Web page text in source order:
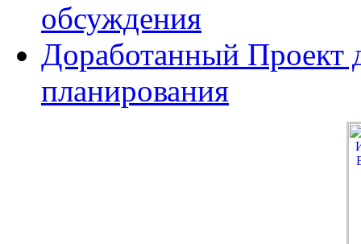
обсуждения
Доработанный Проект
планирования